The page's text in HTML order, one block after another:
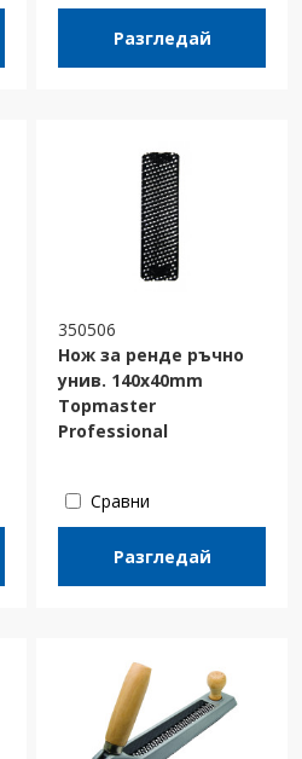
Разгледай
350506
Нож за ренде ръчно
унив. 140x40mm
Topmaster
Professional
Сравни
Разгледай